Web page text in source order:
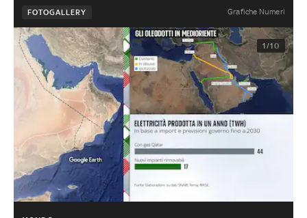
FOTOGALLERY Grafiche Numeri
1/10